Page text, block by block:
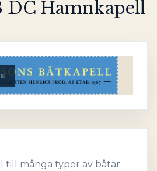
DC Hamnkapell
till många typer av båtar.